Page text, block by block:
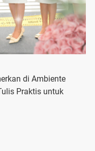
di Ambiente
Praktis untuk